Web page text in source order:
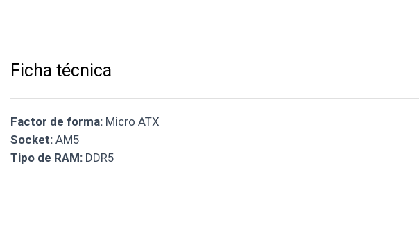
Ficha técnica
Factor de forma: Micro ATX
Socket: AM5
Tipo de RAM: DDR5